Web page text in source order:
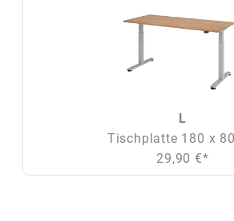
L
Tischplatte 180 x
29,90 €*